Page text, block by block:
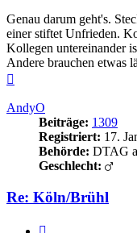
Genau darum geht's.
einer stiftet Unfrieden.
Kollegen untereinander
Andere brauchen etwas
AndyO
Beiträge: 1309
Registriert: 17.
Behörde: DTAG
Geschlecht:
Re: Köln/Brühl